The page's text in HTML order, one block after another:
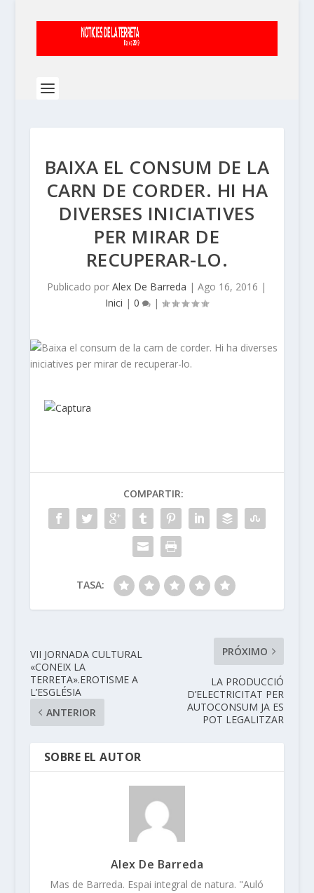
BAIXA EL CONSUM DE LA
CARN DE CORDER. HI HA
DIVERSES INICIATIVES
PER MIRAR DE
RECUPERAR-LO.
Publicado porAlex De Barreda |Ago 16, 2016 |
Inici |0 |
COMPARTIR:
TASA:
VII JORNADA CULTURAL
«CONEIX LA
TERRETA».EROTISME A
L’ESGLÉSIA
ANTERIOR
PRÓXIMO
LA PRODUCCIÓ
D’ELECTRICITAT PER
AUTOCONSUM JA ES
POT LEGALITZAR
SOBRE EL AUTOR
Alex De Barreda
Mas de Barreda. Espai integral de natura. "Auló